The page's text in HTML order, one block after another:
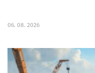
06. 08. 2026